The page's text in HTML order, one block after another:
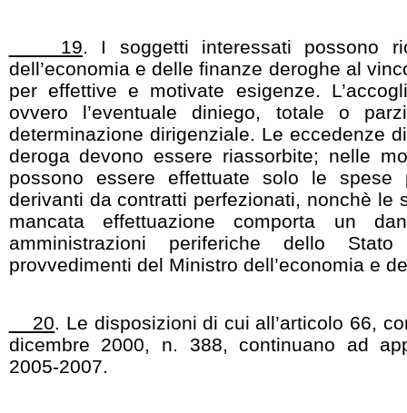
19. I soggetti interessati possono
dell’economia e delle finanze deroghe al
per effettive e motivate esigenze.
ovvero l’eventuale diniego, totale o
determinazione dirigenziale. Le eccedenze
deroga devono essere riassorbite; nelle
possono essere effettuate solo le
derivanti da contratti perfezionati, nonchè le
mancata effettuazione comporta un
amministrazioni periferiche dello
provvedimenti del Ministro dell’economia e
20. Le disposizioni di cui all’articolo 66,
dicembre 2000, n. 388, continuano ad
2005-2007.